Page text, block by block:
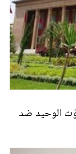
المُصوّت الوحيد ضد